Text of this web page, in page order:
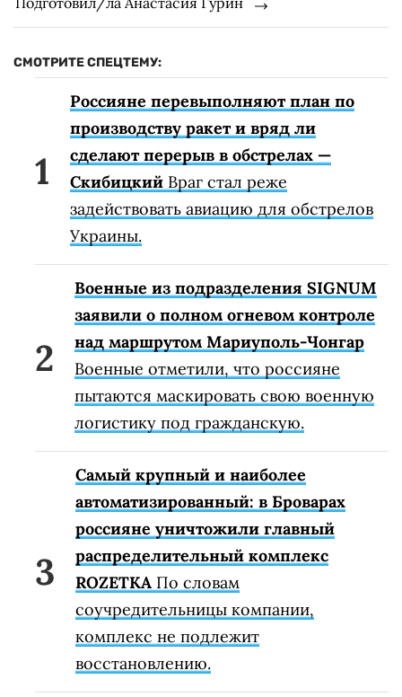
СМОТРИТЕ СПЕЦТЕМУ:
Россияне перевыполняют план по
производству ракет и вряд ли
сделают перерыв в обстрелах —
Скибицкий Враг стал реже
задействовать авиацию для обстрелов
Украины.
Военные из подразделения SIGNUM
заявили о полном огневом контроле
над маршрутом Мариуполь-Чонгар
Военные отметили, что россияне
пытаются маскировать свою военную
логистику под гражданскую.
Самый крупный и наиболее
автоматизированный: в Броварах
россияне уничтожили главный
распределительный комплекс
ROZETKA По словам
соучредительницы компании,
комплекс не подлежит
восстановлению.